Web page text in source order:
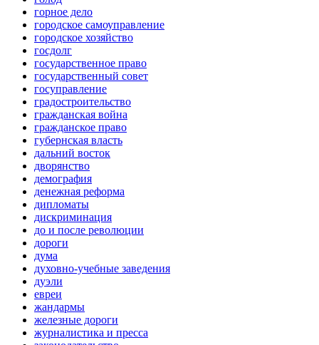
горное дело
городское самоуправление
городское хозяйство
госдолг
государственное право
государственный совет
госуправление
градостроительство
гражданская война
гражданское право
губернская власть
дальний восток
дворянство
демография
денежная реформа
дипломаты
дискриминация
до и после революции
дороги
дума
духовно-учебные заведения
дуэли
евреи
жандармы
железные дороги
журналистика и пресса